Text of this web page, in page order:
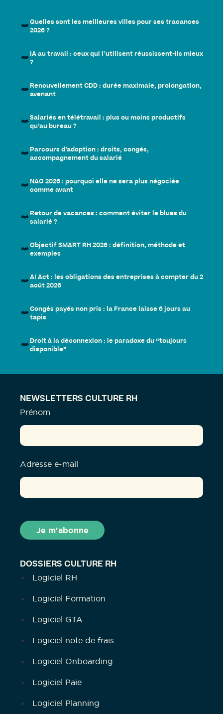
Quelles sont les meilleures villes pour ses tracances
2026 ?
IA au travail : ceux qui l’utilisent réussissent-ils mieux
?
Renouvellement CDD : durée maximale, prolongation,
avenant
Salariés en télétravail : plus ou moins productifs
qu’au bureau ?
Parcours d’adoption : droits, congés,
accompagnement du salarié
NAO 2026 : pourquoi elle ne sera plus négociée
comme avant
Retour de vacances : comment éviter le blues du
salarié ?
Objectif SMART RH 2026 : définition, méthode et
exemples
AI Act : les obligations des entreprises à compter du 2
août 2026
Congés payés non pris : la France laisse 6 jours au
tapis
Droit à la déconnexion : le paradoxe du “toujours
disponible”
DOSSIERS CULTURE RH
Logiciel RH
Logiciel Formation
Logiciel GTA
Logiciel note de frais
Logiciel Onboarding
Logiciel Paie
Logiciel Planning
NEWSLETTERS CULTURE RH
Prénom
Adresse e-mail